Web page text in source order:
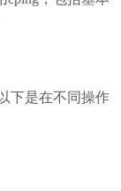
下是在不同操作